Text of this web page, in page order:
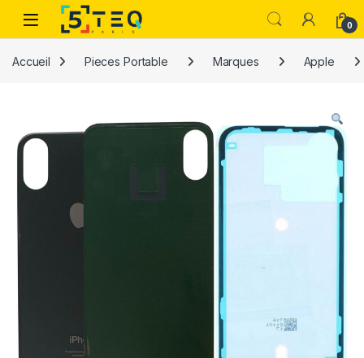
Passer à la navigation
Aller au contenu
0
Accueil Pieces Portable Marques Apple